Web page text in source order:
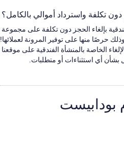
تكلفة واسترداد أموالي بالكامل؟
بإلغاء الحجز دون تكلفة على مجموعة
حرصًا منها على توفير المرونة لعملائها!
الخاصة بالمنشأة الفندقية على موقعنا
بشأن أي استثناءات أو متطلبات.